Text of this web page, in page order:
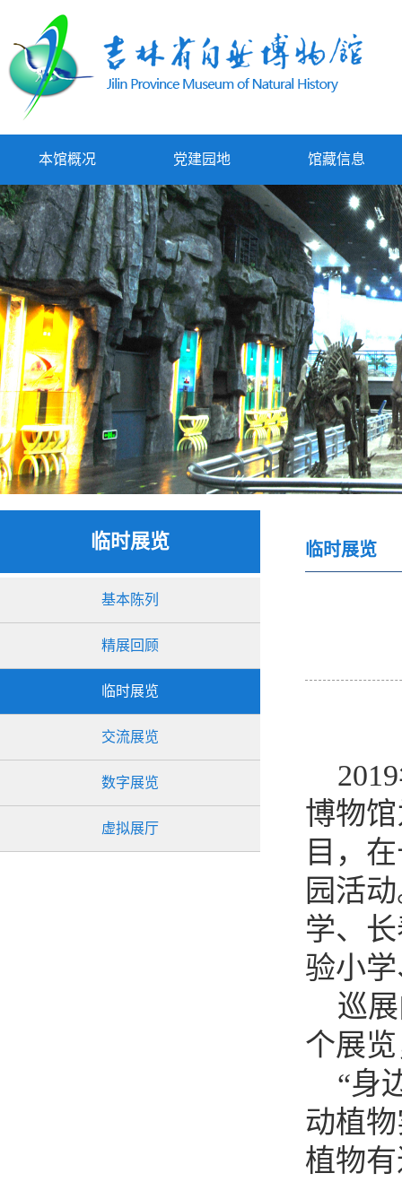
本馆概况 党建园地 馆藏信息
临时展览
基本陈列
精展回顾
临时展览
交流展览
数字展览
虚拟展厅
临时展览
2019
博物
目，
园活
学、
验小
巡展
个展
“身
动植
植物